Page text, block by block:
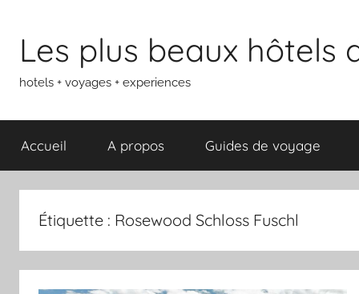
contenu
Les plus beaux hôtels
hotels + voyages + experiences
Accueil A propos Guides de voyage
Étiquette : Rosewood Schloss Fuschl